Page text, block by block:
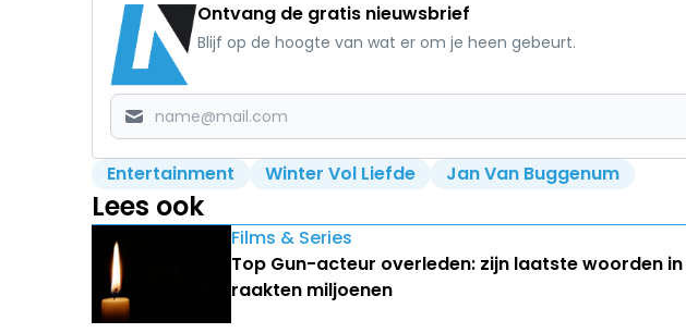
Ontvang de gratis nieuwsbrief
Blijf op de hoogte van wat er om je heen gebeurt.
Entertainment Winter Vol Liefde Jan Van Buggenum
Lees ook
Films & Series
Top Gun-acteur overleden: zijn laatste woorden
raakten miljoenen